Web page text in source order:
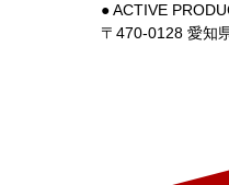
● ACTIVE
〒470-0128 愛知